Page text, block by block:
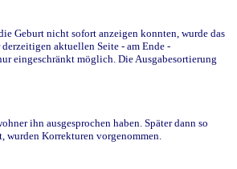
Geburt nicht sofort anzeigen konnten, wurde das
aktuellen Seite - am Ende -
eingeschränkt möglich. Die Ausgabesortierung
ihn ausgesprochen haben. Später dann so
Korrekturen vorgenommen.